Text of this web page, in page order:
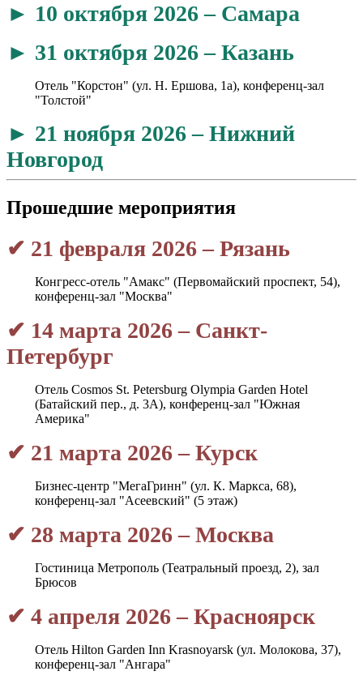
► 10 октября 2026– Самара
► 31 октября 2026 – Казань
Отель "Корстон" (ул. Н. Ершова, 1а), конференц-зал
"Толстой"
► 21 ноября 2026– Нижний
Новгород
Прошедшие мероприятия
✔ 21 февраля 2026 – Рязань
Конгресс-отель "Амакс" (Первомайский проспект, 54),
конференц-зал "Москва"
✔ 14 марта 2026 – Санкт-
Петербург
Отель Cosmos St. Petersburg Olympia Garden Hotel
(Батайский пер., д. 3А), конференц-зал "Южная
Америка"
✔ 21 марта 2026 – Курск
Бизнес-центр "МегаГринн" (ул. К. Маркса, 68),
конференц-зал "Асеевский" (5 этаж)
✔ 28 марта 2026 – Москва
Гостиница Метрополь (Театральный проезд, 2), зал
Брюсов
✔ 4 апреля 2026 – Красноярск
Отель Hilton Garden Inn Krasnoyarsk (ул. Молокова, 37),
конференц-зал "Ангара"